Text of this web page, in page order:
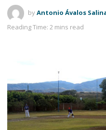
byAntonio Ávalos
Reading Time: 2 mins read